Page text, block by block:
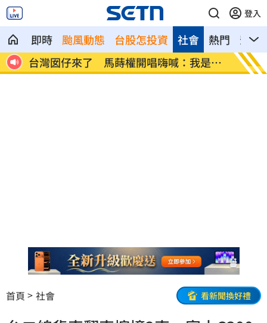
登入
即時 颱風動態 台股怎投資 熱門 影音
社會
台灣囡仔來了 馬蒔權開唱嗨喊：我是
誰？
驚傳
金
首頁 社會 看新聞換好禮